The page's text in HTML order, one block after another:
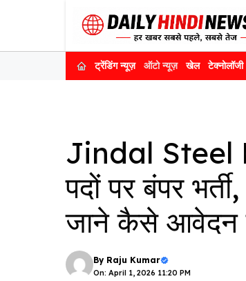
ट्रेंडिंग न्यूज़ ऑटो न्यूज़ खेल टेक्नोलॉजी
Jindal Steel
पदों पर बंपर
जाने कैसे आवेदन
By Raju Kumar
On: April 1, 2026 11:20 PM